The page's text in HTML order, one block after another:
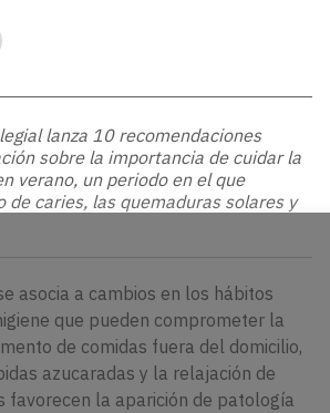
lanza 10 recomendaciones
sobre la importancia de cuidar la
verano, un periodo en el que
de caries, las quemaduras solares y
asocia a cambios en los hábitos
que pueden comprometer la
de comidas fuera del domicilio,
azucaradas y la relajación de
favorecen la aparición de patología